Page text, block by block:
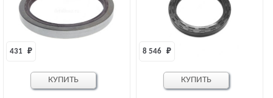
431 ₽
КУПИТЬ
8 546 ₽
КУПИТЬ